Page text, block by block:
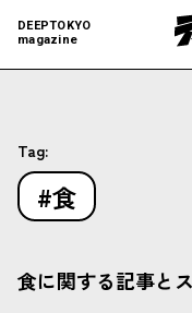
DEEPTOKYO
magazine
Tag:
#食
食に関する記事と